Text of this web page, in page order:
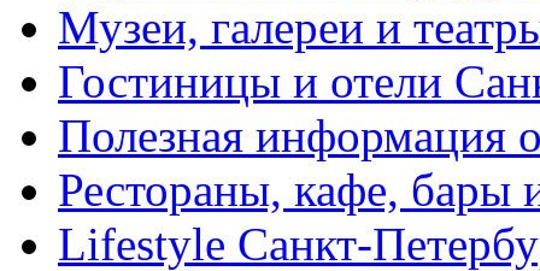
Музеи, галереи и
Гостиницы и отели
Полезная информация
Рестораны, кафе, бары
Lifestyle Санкт-